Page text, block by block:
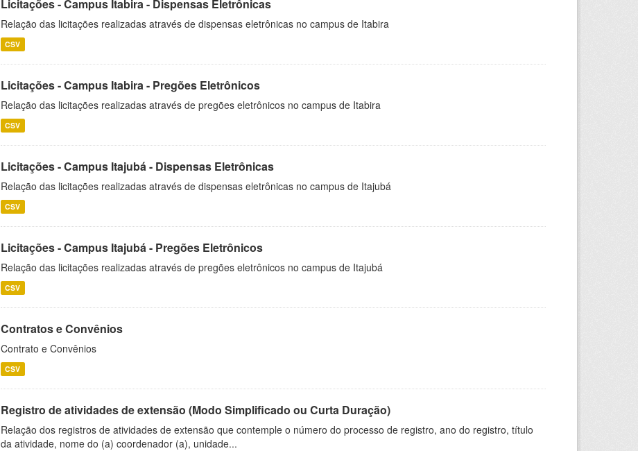
Licitações - Campus Itabira - Dispensas Eletrônicas
Relação das licitações realizadas através de dispensas eletrônicas no campus de Itabira
CSV
Licitações - Campus Itabira - Pregões Eletrônicos
Relação das licitações realizadas através de pregões eletrônicos no campus de Itabira
CSV
Licitações - Campus Itajubá - Dispensas Eletrônicas
Relação das licitações realizadas através de dispensas eletrônicas no campus de Itajubá
CSV
Licitações - Campus Itajubá - Pregões Eletrônicos
Relação das licitações realizadas através de pregões eletrônicos no campus de Itajubá
CSV
Contratos e Convênios
Contrato e Convênios
CSV
Registro de atividades de extensão (Modo Simplificado ou Curta Duração)
Relação dos registros de atividades de extensão que contemple o número do processo de registro, ano do registro, título
da atividade, nome do (a) coordenador (a), unidade...